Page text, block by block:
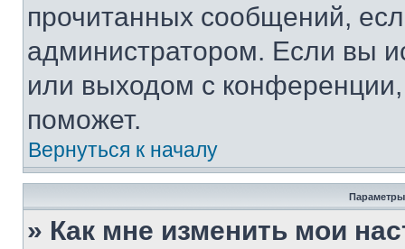
прочитанных сообщений,
администратором. Если вы
или выходом с
поможет.
Вернуться к началу
Параметры
» Как мне изменить мои